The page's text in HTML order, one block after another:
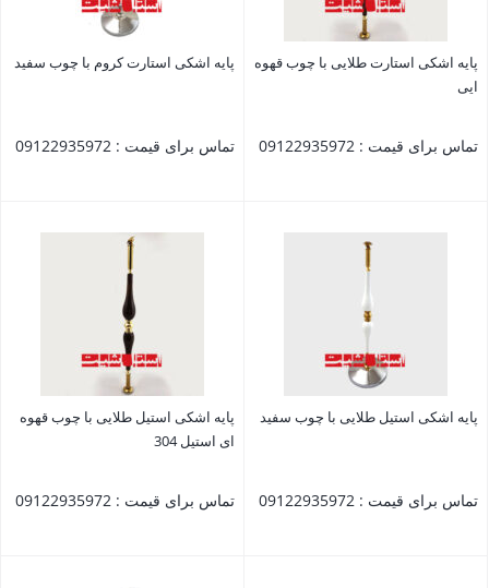
پایه اشکی استارت طلایی با چوب قهوه
ایی
تماس برای قیمت : 09122935972
پایه اشکی استارت کروم با چوب سفید
تماس برای قیمت : 09122935972
پایه اشکی استیل طلایی با چوب سفید
تماس برای قیمت : 09122935972
پایه اشکی استیل طلایی با چوب قهوه
ای استیل 304
تماس برای قیمت : 09122935972